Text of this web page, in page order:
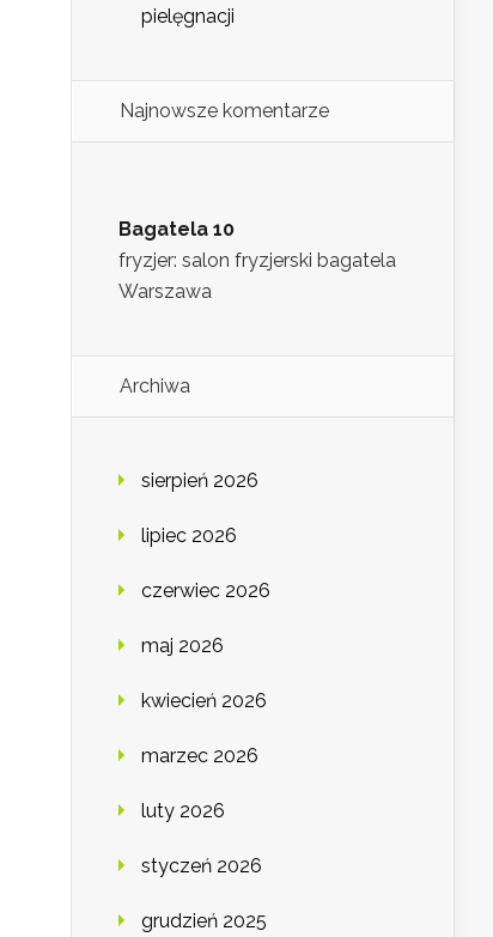
pielęgnacji
Najnowsze komentarze
Bagatela 10
fryzjer: salon fryzjerski bagatela
Warszawa
Archiwa
sierpień 2026
lipiec 2026
czerwiec 2026
maj 2026
kwiecień 2026
marzec 2026
luty 2026
styczeń 2026
grudzień 2025